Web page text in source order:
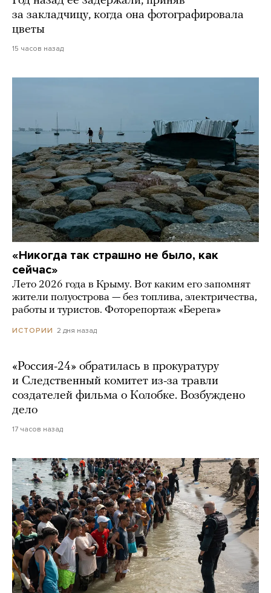
за закладчицу, когда она фотографировала
цветы
15 часов назад
«Никогда так страшно не было, как
сейчас»
Лето 2026 года в Крыму. Вот каким его запомнят
жители полуострова — без топлива, электричества,
работы и туристов. Фоторепортаж «Берега»
ИСТОРИИ 2 дня назад
«Россия-24» обратилась в прокуратуру
и Следственный комитет из-за травли
создателей фильма о Колобке. Возбуждено
дело
17 часов назад